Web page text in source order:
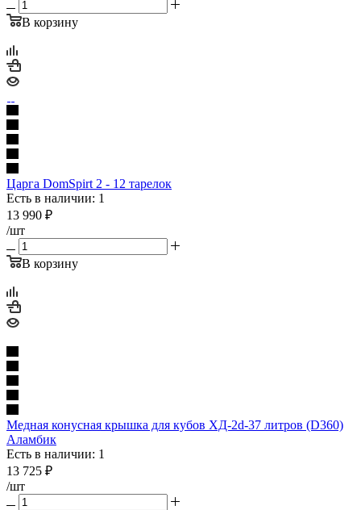
В корзину
Царга DomSpirt 2 - 12 тарелок
Есть в наличии: 1
13 990 ₽
/шт
В корзину
Медная конусная крышка для кубов ХД-2d-37 литров (D360)
Аламбик
Есть в наличии: 1
13 725 ₽
/шт